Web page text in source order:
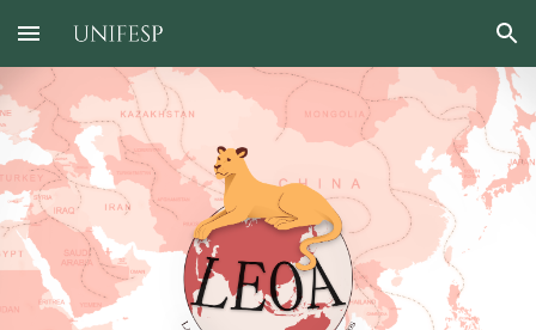
Skip to main content Skip to navigation